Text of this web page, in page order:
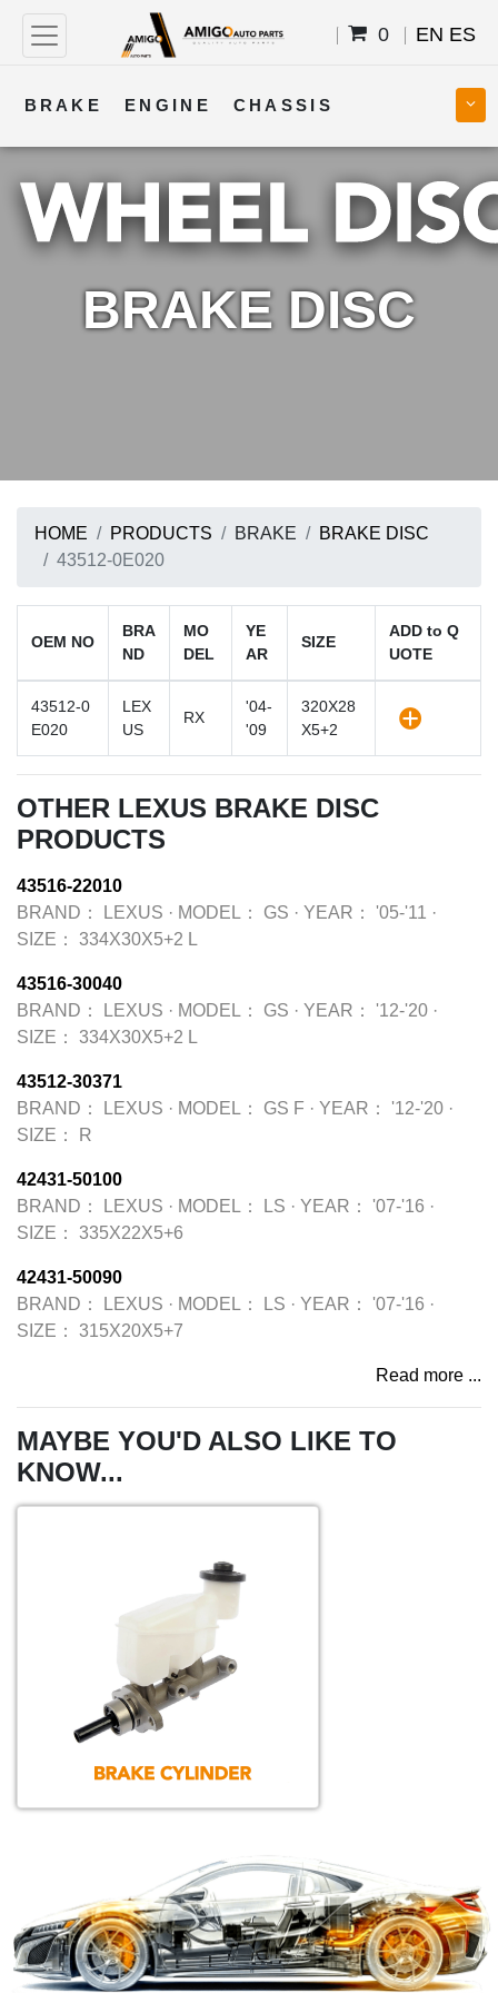
0 EN ES
BRAKE ENGINE CHASSIS
COOLING STEERING BODY
TRANSMISSION FUEL ELECTRICAL
BRAKE DISC
HOME PRODUCTS BRAKE
BRAKE DISC
43512-0E020
OEM NO
BRA
ND
MO
DEL
YE
AR
SIZE
ADD to Q
UOTE
43512-0
E020
LEX
US
RX
'04-
'09
320X28
X5+2
OTHER LEXUS BRAKE DISC
PRODUCTS
43516-22010
BRAND：
LEXUS · MODEL： GS · YEAR： '05-'11 ·
SIZE：
334X30X5+2 L
43516-30040
BRAND：
LEXUS · MODEL： GS · YEAR： '12-'20 ·
SIZE：
334X30X5+2 L
43512-30371
BRAND：
LEXUS · MODEL： GS F · YEAR： '12-'20 ·
SIZE：
R
42431-50100
BRAND：
LEXUS · MODEL： LS · YEAR： '07-'16 ·
SIZE：
335X22X5+6
42431-50090
BRAND：
LEXUS · MODEL： LS · YEAR： '07-'16 ·
SIZE：
315X20X5+7
Read more ...
MAYBE YOU'D ALSO LIKE TO
KNOW...